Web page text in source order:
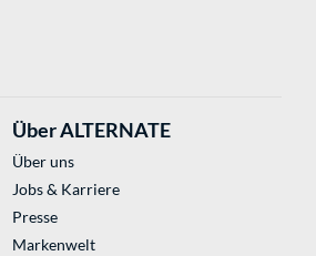
Über ALTERNATE
Über uns
Jobs & Karriere
Presse
Markenwelt